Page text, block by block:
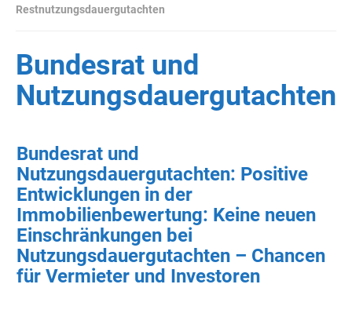
Restnutzungsdauergutachten
Bundesrat und
Nutzungsdauergutachten
Bundesrat und
Nutzungsdauergutachten: Positive
Entwicklungen in der
Immobilienbewertung: Keine neuen
Einschränkungen bei
Nutzungsdauergutachten – Chancen
für Vermieter und Investoren